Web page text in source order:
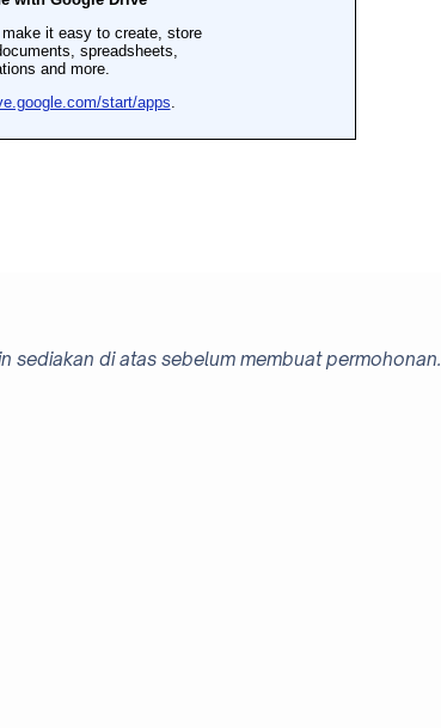
sediakan di atas sebelum membuat permohonan.